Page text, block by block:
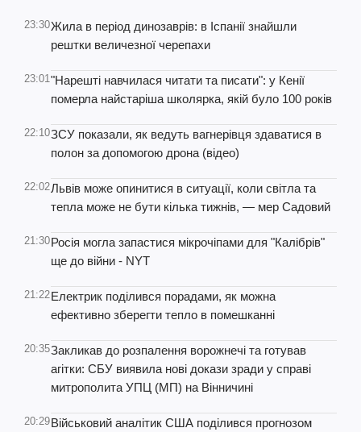
23:30Жила в період динозаврів: в Іспанії знайшли
рештки величезної черепахи
23:01"Нарешті навчилася читати та писати": у Кенії
померла найстаріша школярка, якій було 100 років
22:10ЗСУ показали, як ведуть вагнерівця здаватися в
полон за допомогою дрона (відео)
22:02Львів може опинитися в ситуації, коли світла та
тепла може не бути кілька тижнів, — мер Садовий
21:30Росія могла запастися мікрочіпами для "Калібрів"
ще до війни - NYT
21:22Електрик поділився порадами, як можна
ефективно зберегти тепло в помешканні
20:35Закликав до розпалення ворожнечі та готував
агітки: СБУ виявила нові докази зради у справі
митрополита УПЦ (МП) на Вінничині
20:29Військовий аналітик США поділився прогнозом